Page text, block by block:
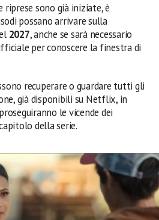
riprese sono già iniziate, è
possano arrivare sulla
2027, anche se sarà necessario
per conoscere la finestra di
recuperare o guardare tutti gli
già disponibili su Netflix, in
le vicende dei
della serie.